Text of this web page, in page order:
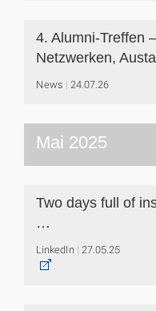
4. Alumni-Treffen
Netzwerken,
News 24.07.26
Mai 2025
Two days full of
…
LinkedIn 27.05.25